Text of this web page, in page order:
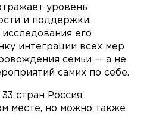
уровень
и поддержки.
его
интеграции всех мер
семьи — а не
самих по себе.
стран Россия
месте, но можно также